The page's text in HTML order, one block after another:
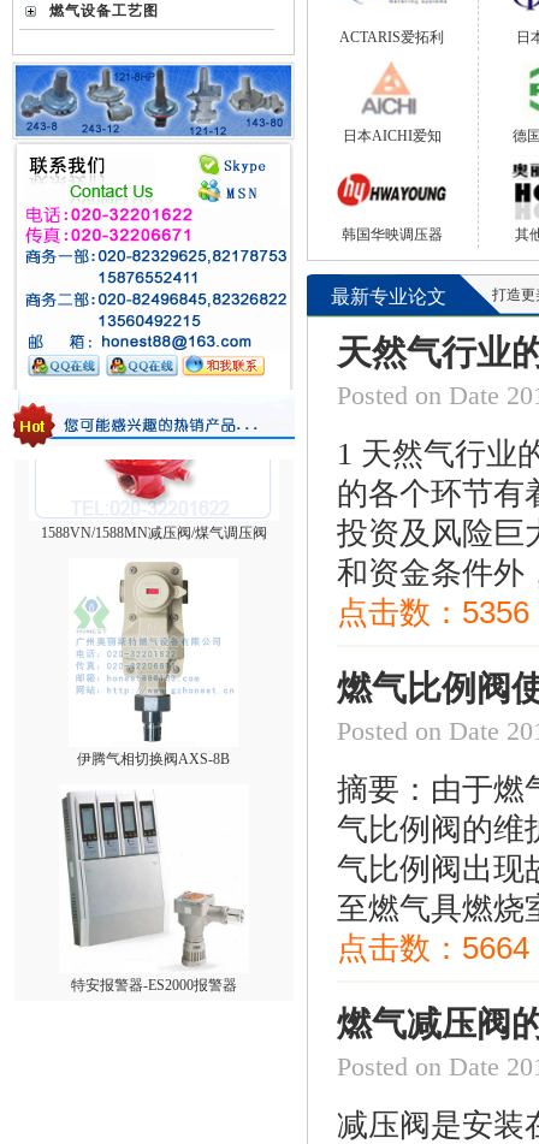
燃气设备工艺图
台湾HNT/HT系列壁挂式电热式气化器
1588VN/1588MN减压阀/煤气调压阀
伊腾气相切换阀AXS-8B
特安报警器-ES2000报警器
ACTARIS爱拓利 日
日本AICHI爱知 德
韩国华映调压器 其
最新专业论文 打造更美
天然气行业
Posted on Date
1 天然气行业
的各个环节有
投资及风险巨
和资金条件外
点击数： 5356
燃气比例阀
Posted on Date
摘要：由于燃
气比例阀的维
气比例阀出现
至燃气具燃烧
点击数： 5664
燃气减压阀
Posted on Date
减压阀是安装